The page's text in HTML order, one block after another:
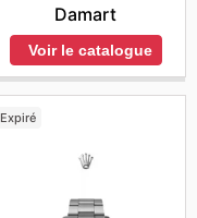
Damart
Voir le catalogue
Expiré